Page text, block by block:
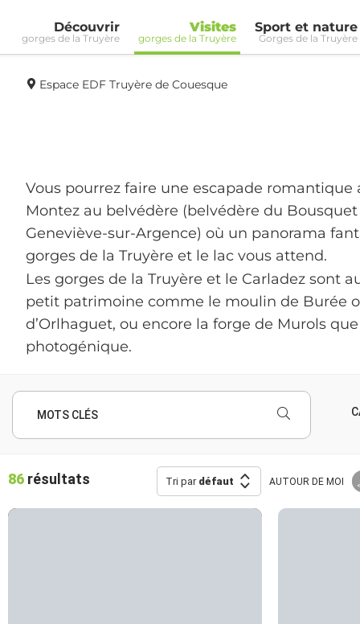
Découvrir
gorges de la Truyère
Visites
gorges de la Truyère
Sport et nature
Gorges de la Truyère
Espace EDF Truyère de Couesque
Vous pourrez faire une escapade romantique
Montez au belvédère (belvédère du
Geneviève-sur-Argence) où un panorama
gorges de la Truyère et le lac vous attend.
Les gorges de la Truyère et le Carladez sont
petit patrimoine comme le moulin de Burée
d’Orlhaguet, ou encore la forge de Murols
photogénique.
MOTS CLÉS
86 résultats Tri par défaut AUTOUR DE MOI